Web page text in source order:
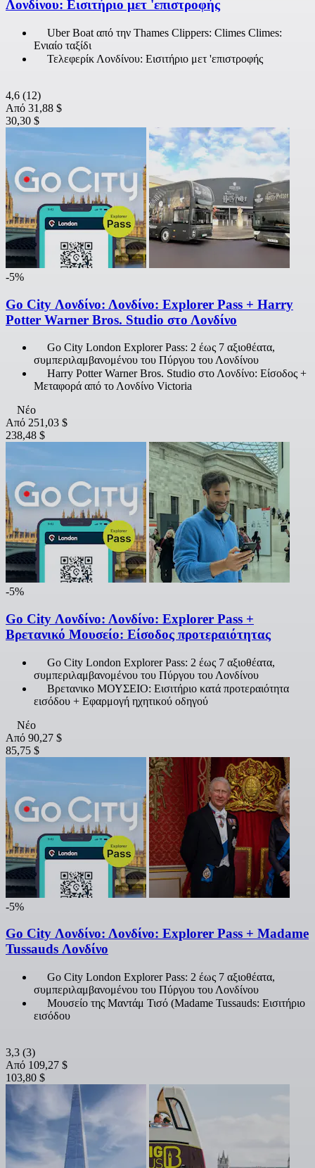
Λονδίνου: Εισιτήριο μετ 'επιστροφής
Uber Boat από την Thames Clippers: Climes Climes:
Ενιαίο ταξίδι
Τελεφερίκ Λονδίνου: Εισιτήριο μετ 'επιστροφής
4,6 (12)
Από 31,88 $
30,30 $
-5%
Go City Λονδίνο: Λονδίνο: Explorer Pass + Harry
Potter Warner Bros. Studio στο Λονδίνο
Go City London Explorer Pass: 2 έως 7 αξιοθέατα,
συμπεριλαμβανομένου του Πύργου του Λονδίνου
Harry Potter Warner Bros. Studio στο Λονδίνο: Είσοδος +
Μεταφορά από το Λονδίνο Victoria
Νέο
Από 251,03 $
238,48 $
-5%
Go City Λονδίνο: Λονδίνο: Explorer Pass +
Βρετανικό Μουσείο: Είσοδος προτεραιότητας
Go City London Explorer Pass: 2 έως 7 αξιοθέατα,
συμπεριλαμβανομένου του Πύργου του Λονδίνου
Βρετανικο ΜΟΥΣΕΙΟ: Εισιτήριο κατά προτεραιότητα
εισόδου + Εφαρμογή ηχητικού οδηγού
Νέο
Από 90,27 $
85,75 $
-5%
Go City Λονδίνο: Λονδίνο: Explorer Pass + Madame
Tussauds Λονδίνο
Go City London Explorer Pass: 2 έως 7 αξιοθέατα,
συμπεριλαμβανομένου του Πύργου του Λονδίνου
Μουσείο της Μαντάμ Τισό (Madame Tussauds: Εισιτήριο
εισόδου
3,3 (3)
Από 109,27 $
103,80 $